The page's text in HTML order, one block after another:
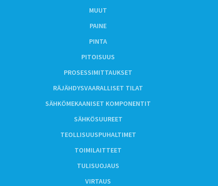
MUUT
PAINE
PINTA
PITOISUUS
PROSESSIMITTAUKSET
RÄJÄHDYSVAARALLISET TILAT
SÄHKÖMEKAANISET KOMPONENTIT
SÄHKÖSUUREET
TEOLLISUUSPUHALTIMET
TOIMILAITTEET
TULISUOJAUS
VIRTAUS